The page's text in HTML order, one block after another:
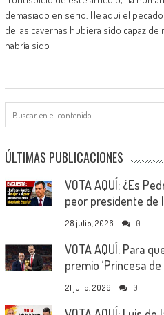
demasiado en serio. He aquí el
de las cavernas hubiera sido capaz
habría sido
ÚLTIMAS PUBLICACIONES
VOTA AQUÍ: ¿Es
peor presidente de
28 julio, 2026 0
VOTA AQUÍ: Para
premio ‘Princesa de
21 julio, 2026 0